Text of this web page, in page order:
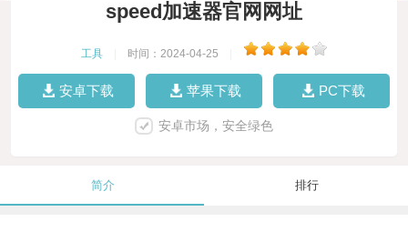
speed加速器官网网址
工具 时间：2024-04-25
安卓下载 苹果下载 PC下载
安卓市场，安全绿色
简介 排行